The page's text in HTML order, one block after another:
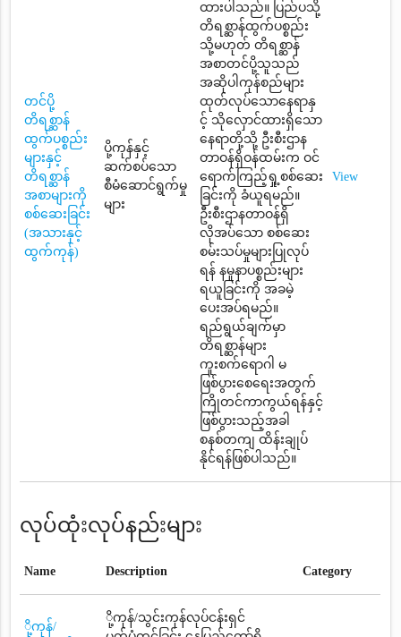
တင်ပို့
တိရစ္ဆာန်
ထွက်ပစ္စည်း
များနှင့်
တိရစ္ဆာန်
အစာများကို
စစ်ဆေးခြင်း
(အသားနှင့်
ထွက်ကုန်)
ပို့ကုန်နှင့်
ဆက်စပ်သော
စီမံဆောင်ရွက်မှု
များ
ထားပါသည်။ ပြည်ပသို့
တိရစ္ဆာန်ထွက်ပစ္စည်း
သို့မဟုတ် တိရစ္ဆာန်
အစာတင်ပို့သူသည်
အဆိုပါကုန်စည်များ
ထုတ်လုပ်သောနေရာနှ
င့် သိုလှောင်ထားရှိသော
နေရာတို့သို့ ဦးစီးဌာန
တာဝန်ရှိဝန်ထမ်းက ဝင်
ရောက်ကြည့်ရှု့စစ်ဆေး
ခြင်းကို ခံယူရမည်။
ဦးစီးဌာနတာဝန်ရှိ
လိုအပ်သော စစ်ဆေး
စမ်းသပ်မှုများပြုလုပ်
ရန် နမူနာပစ္စည်းများ
ရယူခြင်းကို အခမဲ့
ပေးအပ်ရမည်။
ရည်ရွယ်ချက်မှာ
တိရစ္ဆာန်များ
ကူးစက်ရောဂါ မ
ဖြစ်ပွားစေရေးအတွက်
ကြိုတင်ကာကွယ်ရန်နှင့်
ဖြစ်ပွားသည့်အခါ
စနစ်တကျ ထိန်းချုပ်
နိုင်ရန်ဖြစ်ပါသည်။
View
လုပ်ထုံးလုပ်နည်းများ
Name Description Category
ို့ကုန်/
ို့ကုန်/သွင်းကုန်လုပ်ငန်းရှင်